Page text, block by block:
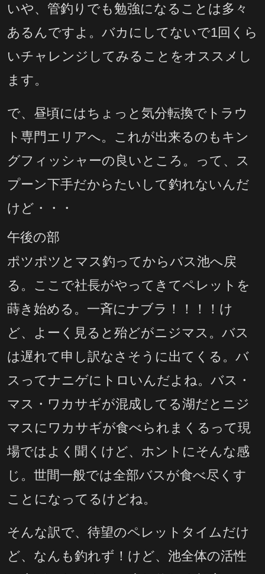
いや、管釣りでも勉強になることは多々
あるんですよ。バカにしてないで1回くら
いチャレンジしてみることをオススメし
ます。
で、昼頃にはちょっと気分転換でトラウ
ト専門エリアへ。これが出来るのもキン
グフィッシャーの良いところ。って、ス
プーン下手だからたいして釣れないんだ
けど・・・
午後の部
ポツポツとマス釣ってからバス池へ戻
る。ここで社長がやってきてペレットを
蒔き始める。一斉にナブラ！！！！け
ど、よーく見ると殆どがニジマス。バス
は遅れて申し訳なさそうに出てくる。バ
スってナニゲにトロいんだよね。バス・
マス・ワカサギが混成してる湖だとニジ
マスにワカサギが食べられまくるって現
場ではよく聞くけど、ホントにそんな感
じ。世間一般では全部バスが食べ尽くす
ことになってるけどね。
そんな訳で、待望のペレットタイムだけ
ど、なんも釣れず！けど、池全体の活性